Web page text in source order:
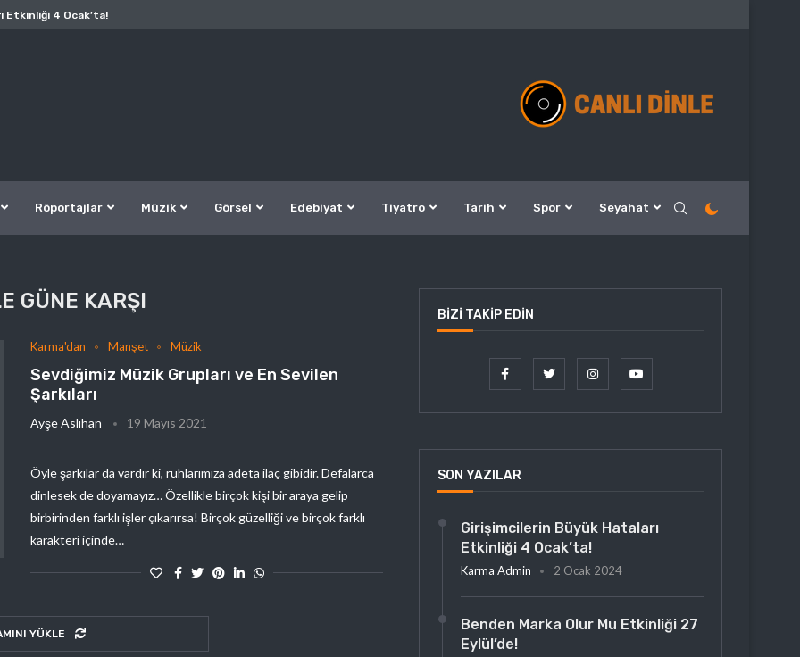
Etkinliği 4 Ocak’ta!
Röportajlar Müzik Görsel Edebiyat Tiyatro Tarih Spor Seyahat
GÜNE KARŞI
Karma'dan Manşet Müzik
Sevdiğimiz Müzik Grupları ve En Sevilen
Şarkıları
Ayşe Aslıhan 19 Mayıs 2021
Öyle şarkılar da vardır ki, ruhlarımıza adeta ilaç gibidir. Defalarca
dinlesek de doyamayız… Özellikle birçok kişi bir araya gelip
birbirinden farklı işler çıkarırsa! Birçok güzelliği ve birçok farklı
karakteri içinde…
YÜKLE
BIZI TAKIP EDIN
SON YAZILAR
Girişimcilerin Büyük Hataları
Etkinliği 4 Ocak’ta!
Karma Admin 2 Ocak 2024
Benden Marka Olur Mu Etkinliği 27
Eylül’de!